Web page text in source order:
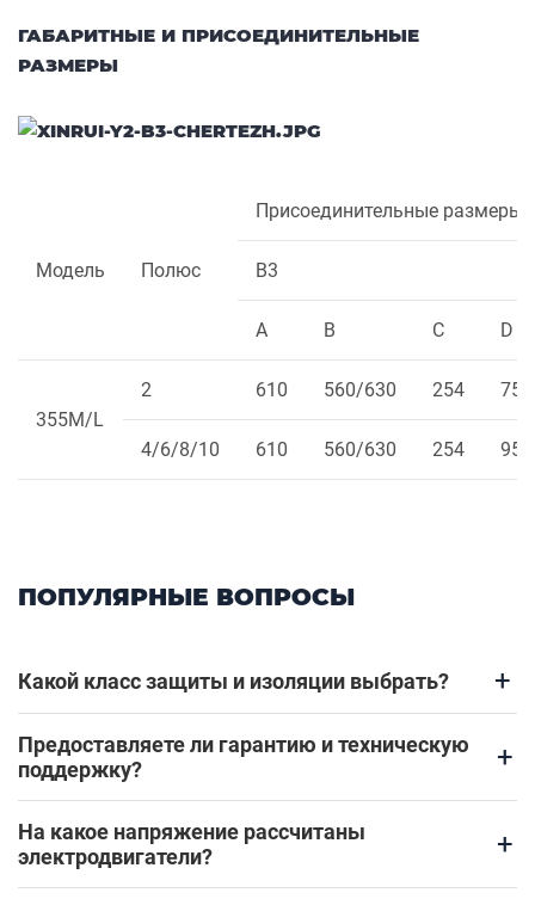
ГАБАРИТНЫЕ И ПРИСОЕДИНИТЕЛЬНЫЕ
РАЗМЕРЫ
Модель Полюс
Присоединительные размеры
B3
A B C D
355M/L
2 610 560/630 254 75
4/6/8/10 610 560/630 254 95
ПОПУЛЯРНЫЕ ВОПРОСЫ
Какой класс защиты и изоляции выбрать? +
Предоставляете ли гарантию и техническую
поддержку?
+
На какое напряжение рассчитаны
электродвигатели?
+